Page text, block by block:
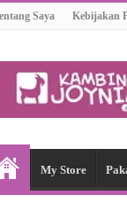
Saya Kebijakan
My Store